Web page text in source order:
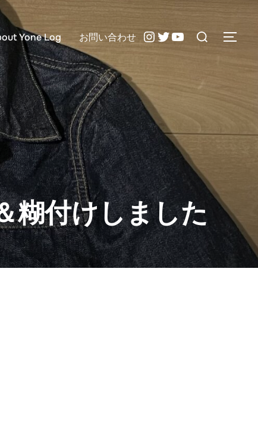
Yone Log お問い合わせ Instagram
Twitter
YouTube
検
サイ
糊付けしました